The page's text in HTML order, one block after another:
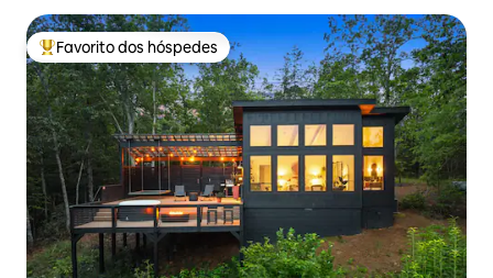
Favoritos dos hóspedes mais apreciados
Favorito dos hóspedes